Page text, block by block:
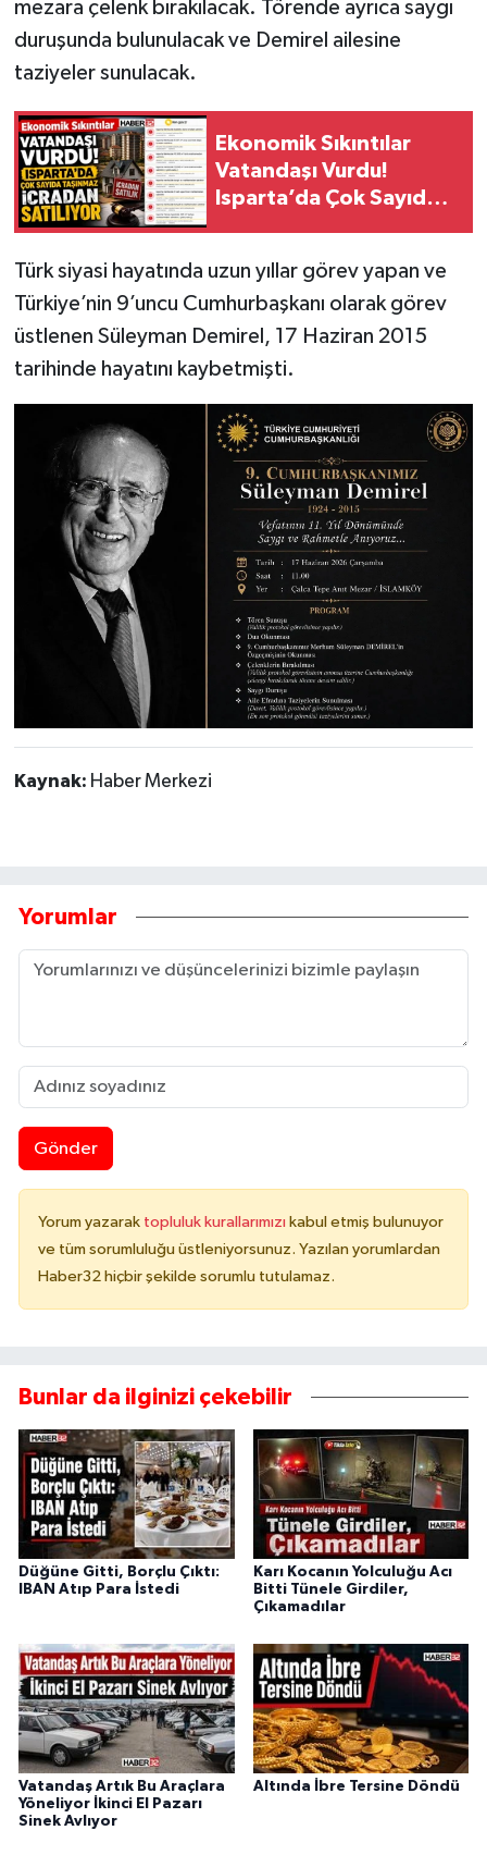
mezara çelenk bırakılacak. Törende ayrıca saygı
duruşunda bulunulacak ve Demirel ailesine
taziyeler sunulacak.
Ekonomik Sıkıntılar
Vatandaşı Vurdu!
Isparta’da Çok Sayıda
Türk siyasi hayatında uzun yıllar görev yapan ve
Türkiye’nin 9’uncu Cumhurbaşkanı olarak görev
üstlenen Süleyman Demirel, 17 Haziran 2015
tarihinde hayatını kaybetmişti.
Kaynak: Haber Merkezi
Yorumlar
Gönder
Yorum yazarak topluluk kurallarımızı kabul etmiş bulunuyor
ve tüm sorumluluğu üstleniyorsunuz. Yazılan yorumlardan
Haber32 hiçbir şekilde sorumlu tutulamaz.
Bunlar da ilginizi çekebilir
Düğüne Gitti, Borçlu Çıktı:
IBAN Atıp Para İstedi
Karı Kocanın Yolculuğu Acı
Bitti Tünele Girdiler,
Çıkamadılar
Vatandaş Artık Bu Araçlara
Yöneliyor İkinci El Pazarı
Sinek Avlıyor
Altında İbre Tersine Döndü
Teknoloji
Türkiye
Yerel
İletişim
Künye